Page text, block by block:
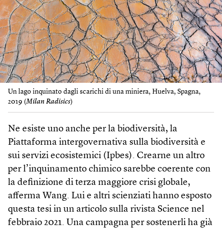
Un lago inquinato dagli scarichi di una miniera, Huelva, Spagna,
2019 (Milan Radisics)
Ne esiste uno anche per la biodiversità, la
Piattaforma intergovernativa sulla biodiversità e
sui servizi ecosistemici (Ipbes). Crearne un altro
per l’inquinamento chimico sarebbe coerente con
la definizione di terza maggiore crisi globale,
afferma Wang. Lui e altri scienziati hanno esposto
questa tesi in un articolo sulla rivista Science nel
febbraio 2021. Una campagna per sostenerli ha già